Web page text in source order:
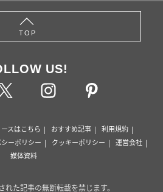
TOP
US!
スはこちら おすすめ記事
利用規約
ーポリシー クッキーポリシー
運営会社
媒体資料
れた記事の無断転載を禁じます。